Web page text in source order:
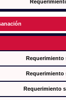
Requerimiento
Requerimiento
Requerimiento